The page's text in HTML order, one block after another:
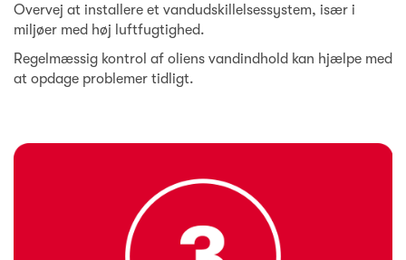
Overvej at installere et vandudskillelsessystem, især i
miljøer med høj luftfugtighed.
Regelmæssig kontrol af oliens vandindhold kan hjælpe med
at opdage problemer tidligt.